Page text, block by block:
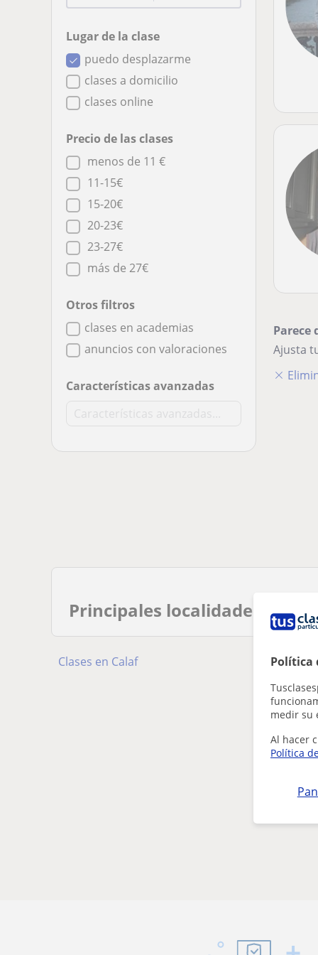
Política
medir su
Al hacer
Política
Lugar de la clase
puedo desplazarme
clases a domicilio
clases online
Precio de las clases
menos de 11 €
11-15€
15-20€
20-23€
23-27€
más de 27€
Otros filtros
clases en academias
anuncios con valoraciones
Características avanzadas
Parece
Ajusta
Principales localidades
Clases en Calaf